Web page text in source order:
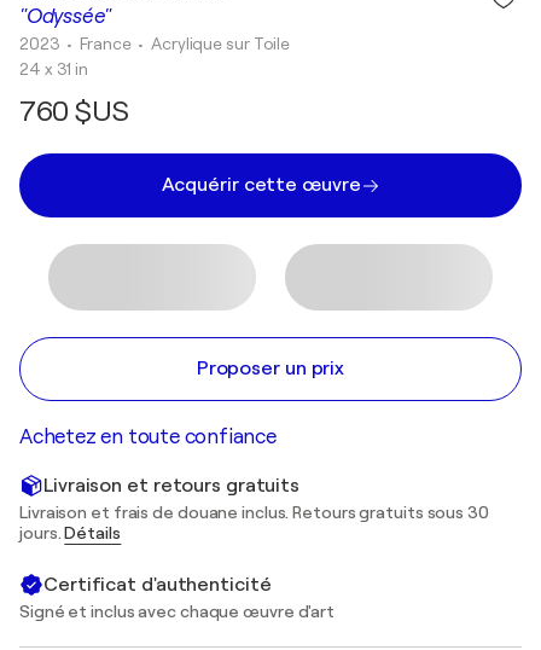
"Odyssée"
2023 • France •Acrylique sur Toile
24 x 31 in
760 $US
Acquérir cette œuvre
Proposer un prix
Achetez en toute confiance
Livraison et retours gratuits
Livraison et frais de douane inclus. Retours gratuits sous 30
jours.Détails
Certificat d'authenticité
Signé et inclus avec chaque œuvre d'art